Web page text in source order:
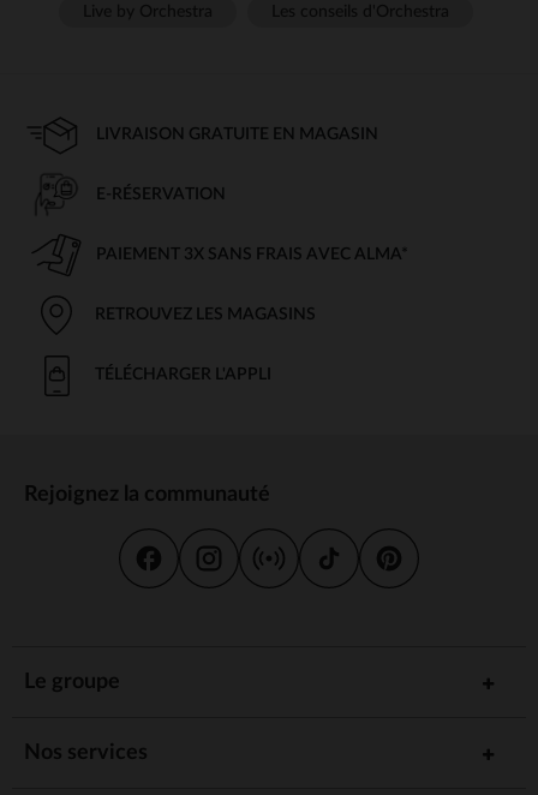
LIVRAISON GRATUITE EN MAGASIN
E-RÉSERVATION
PAIEMENT 3X SANS FRAIS AVEC ALMA*
RETROUVEZ LES MAGASINS
TÉLÉCHARGER L'APPLI
Rejoignez la communauté
Le groupe
Nos services